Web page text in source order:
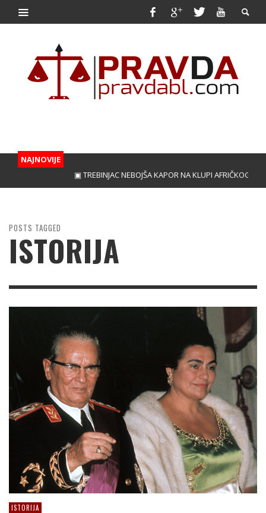
NAJNOVIJE
▣ TREBINJAC NEBOJŠA KAPOR NA KLUPI AFRIČKOG
POSTS TAGGED
ISTORIJA
ISTORIJA